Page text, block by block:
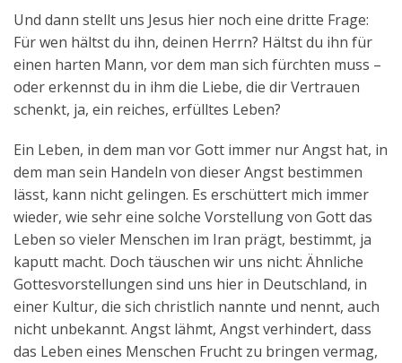
Und dann stellt uns Jesus hier noch eine dritte Frage:
Für wen hältst du ihn, deinen Herrn? Hältst du ihn für
einen harten Mann, vor dem man sich fürchten muss –
oder erkennst du in ihm die Liebe, die dir Vertrauen
schenkt, ja, ein reiches, erfülltes Leben?
Ein Leben, in dem man vor Gott immer nur Angst hat, in
dem man sein Handeln von dieser Angst bestimmen
lässt, kann nicht gelingen. Es erschüttert mich immer
wieder, wie sehr eine solche Vorstellung von Gott das
Leben so vieler Menschen im Iran prägt, bestimmt, ja
kaputt macht. Doch täuschen wir uns nicht: Ähnliche
Gottesvorstellungen sind uns hier in Deutschland, in
einer Kultur, die sich christlich nannte und nennt, auch
nicht unbekannt. Angst lähmt, Angst verhindert, dass
das Leben eines Menschen Frucht zu bringen vermag,